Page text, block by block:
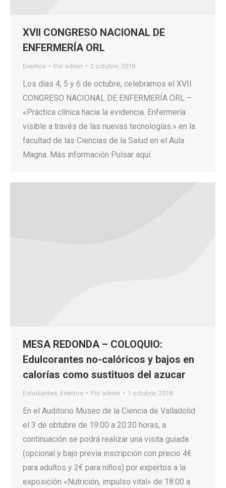
XVII CONGRESO NACIONAL DE
ENFERMERÍA ORL
Eventos Por admin 2 octubre, 2018
Los días 4, 5 y 6 de octubre, celebramos el XVII
CONGRESO NACIONAL DE ENFERMERÍA ORL –
«Práctica clínica hacia la evidencia. Enfermería
visible a través de las nuevas tecnologías.» en la
facultad de las Ciencias de la Salud en el Aula
Magna. Más información Pulsar aquí.
MESA REDONDA – COLOQUIO:
Edulcorantes no-calóricos y bajos en
calorías como sustituos del azucar
Estudiantes Eventos Por admin 1 octubre, 2018
En el Auditorio Museo de la Ciencia de Valladolid
el 3 de obtubre de 19:00 a 20:30 horas, a
continuación se podrá realizar una visita guiada
(opcional y bajo previa inscripción con precio 4€
para adultos y 2€ para niños) por expertos a la
exposición «Nutrición, impulso vital» de 18:00 a